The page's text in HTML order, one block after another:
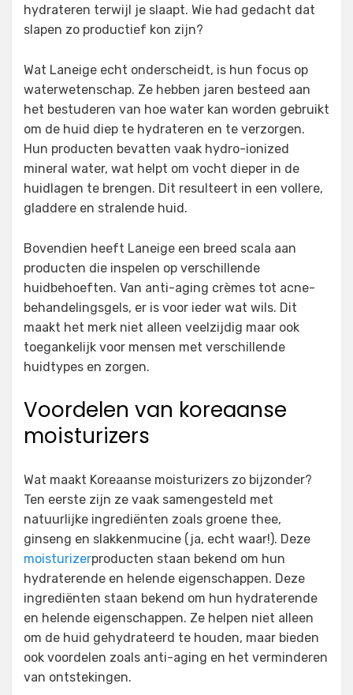
hydrateren terwijl je slaapt. Wie had gedacht dat
slapen zo productief kon zijn?
Wat Laneige echt onderscheidt, is hun focus op
waterwetenschap. Ze hebben jaren besteed aan
het bestuderen van hoe water kan worden gebruikt
om de huid diep te hydrateren en te verzorgen.
Hun producten bevatten vaak hydro-ionized
mineral water, wat helpt om vocht dieper in de
huidlagen te brengen. Dit resulteert in een vollere,
gladdere en stralende huid.
Bovendien heeft Laneige een breed scala aan
producten die inspelen op verschillende
huidbehoeften. Van anti-aging crèmes tot acne-
behandelingsgels, er is voor ieder wat wils. Dit
maakt het merk niet alleen veelzijdig maar ook
toegankelijk voor mensen met verschillende
huidtypes en zorgen.
Voordelen van koreaanse
moisturizers
Wat maakt Koreaanse moisturizers zo bijzonder?
Ten eerste zijn ze vaak samengesteld met
natuurlijke ingrediënten zoals groene thee,
ginseng en slakkenmucine (ja, echt waar!). Deze
moisturizerproducten staan bekend om hun
hydraterende en helende eigenschappen. Deze
ingrediënten staan bekend om hun hydraterende
en helende eigenschappen. Ze helpen niet alleen
om de huid gehydrateerd te houden, maar bieden
ook voordelen zoals anti-aging en het verminderen
van ontstekingen.